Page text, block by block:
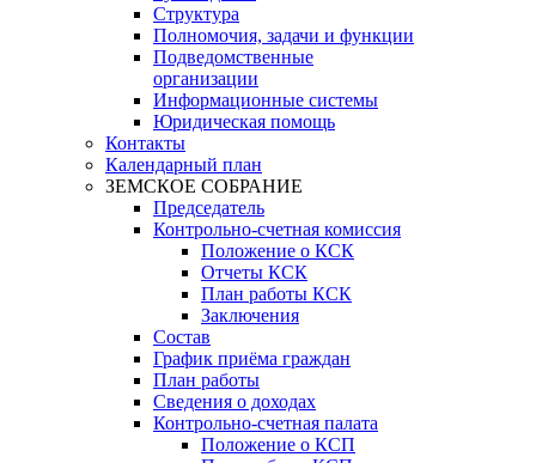
Структура
Полномочия, задачи и функции
Подведомственные
организации
Информационные системы
Юридическая помощь
Контакты
Календарный план
ЗЕМСКОЕ СОБРАНИЕ
Председатель
Контрольно-счетная комиссия
Положение о КСК
Отчеты КСК
План работы КСК
Заключения
Состав
График приёма граждан
План работы
Сведения о доходах
Контрольно-счетная палата
Положение о КСП